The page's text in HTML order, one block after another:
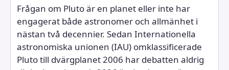
Frågan om Pluto är en planet eller inte har
engagerat både astronomer och allmänhet i
nästan två decennier. Sedan Internationella
astronomiska unionen (IAU) omklassificerade
Pluto till dvärgplanet 2006 har debatten aldrig